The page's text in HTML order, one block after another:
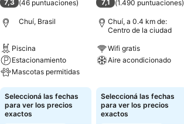
7,3 (46 puntuaciones)
Chuí, Brasil
Piscina
Estacionamiento
Mascotas permitidas
Ver precios
Seleccioná las fechas
para ver los precios
exactos
7,1 (1.490 puntuaciones)
Chuí, a 0.4 km de:
Centro de la ciudad
Wifi gratis
Aire acondicionado
Seleccioná las fechas
para ver los precios
exactos